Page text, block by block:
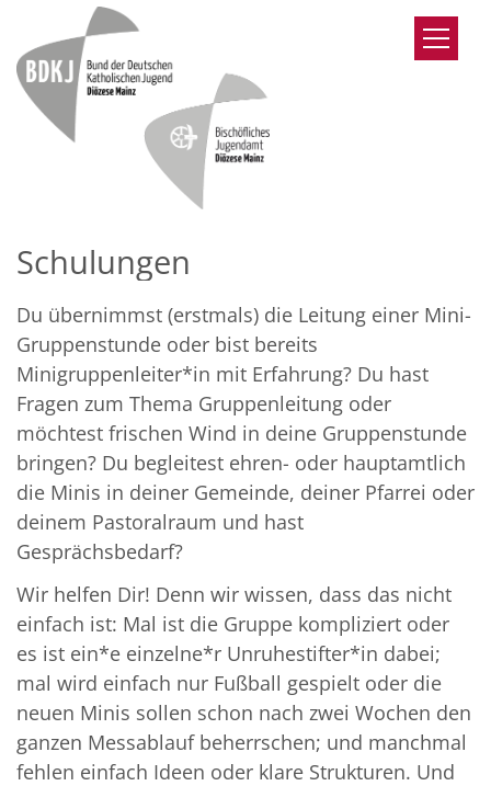
Zum Inhalt springen
Schulungen
Du übernimmst (erstmals) die Leitung einer Mini-
Gruppenstunde oder bist bereits
Minigruppenleiter*in mit Erfahrung? Du hast
Fragen zum Thema Gruppenleitung oder
möchtest frischen Wind in deine Gruppenstunde
bringen? Du begleitest ehren- oder hauptamtlich
die Minis in deiner Gemeinde, deiner Pfarrei oder
deinem Pastoralraum und hast
Gesprächsbedarf?
Wir helfen Dir! Denn wir wissen, dass das nicht
einfach ist: Mal ist die Gruppe kompliziert oder
es ist ein*e einzelne*r Unruhestifter*in dabei;
mal wird einfach nur Fußball gespielt oder die
neuen Minis sollen schon nach zwei Wochen den
ganzen Messablauf beherrschen; und manchmal
fehlen einfach Ideen oder klare Strukturen. Und